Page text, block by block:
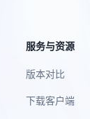
服务与资源
版本对比
下载客户端